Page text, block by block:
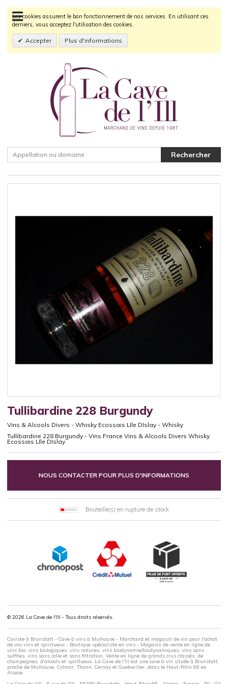
Les cookies assurent le bon fonctionnement de nos services. En utilisant ces
derniers, vous acceptez l'utilisation des cookies.
Accepter Plus d'informations
Tullibardine 228 Burgundy
Vins & Alcools Divers - Whisky Ecossais LIle DIslay - Whisky
Tullibardine 228 Burgundy - Vins France Vins & Alcools Divers Whisky
Ecossais LIle DIslay
NOUS CONTACTER POUR PLUS D'INFORMATIONS
Bouteille(s) en rupture de stock
© 2026 La Cave de l'Ill - Tous droits réservés.
Caviste à Brunstatt - Cave à vins à Mulhouse - Marchand et magasin de vin pour l'achat
de vos vins et spiritueux - Boutique spécialiste en vins - Magasin de vente en ligne de
vins bio, vins biologiques, vins natures, vins biodynamie/biodynamiques, vins sans
sulfites, vins sans colle et sans filtration. Vente en ligne de grands crus classés, de
champagnes, d'alcools et spiritueux. La Cave de l'Ill est une cave à vin située à Brunstatt,
proche de Mulhouse, Colmar, Thann, Cernay et Guebwiller, dans le Haut-Rhin 68 en
Alsace.